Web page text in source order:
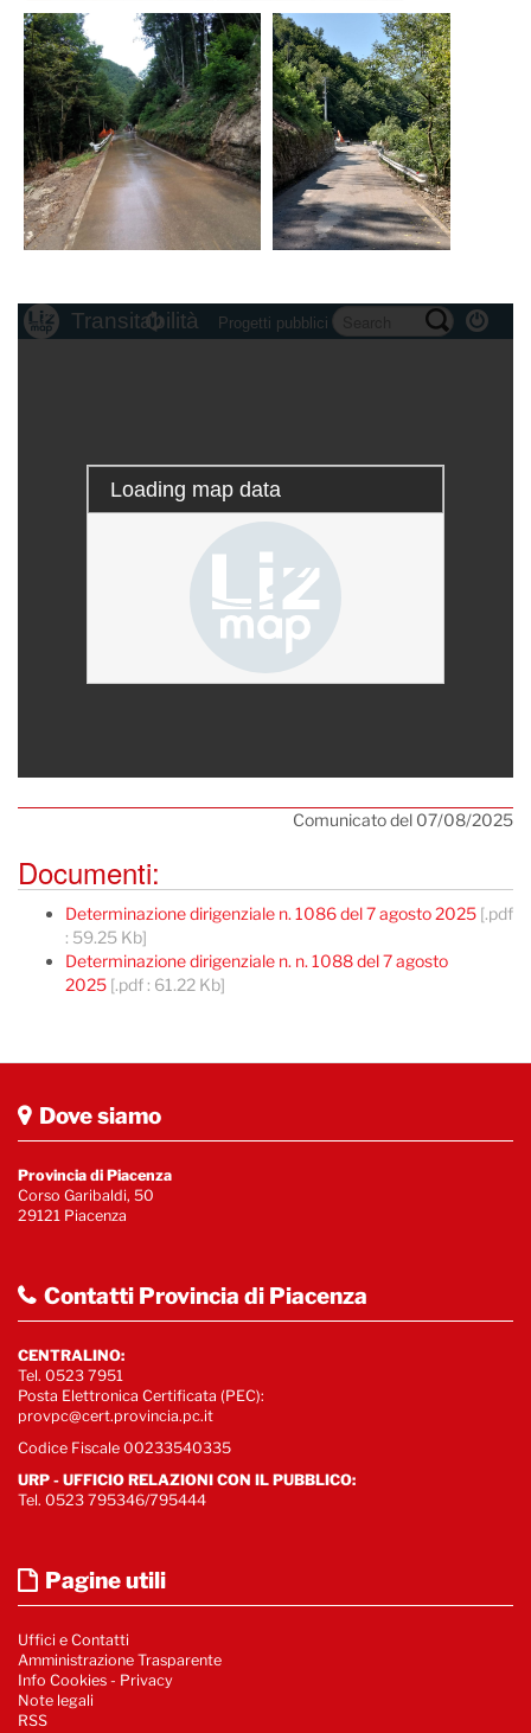
Comunicato del 07/08/2025
Documenti:
Determinazione dirigenziale n. 1086 del 7 agosto 2025 [.pdf
: 59.25 Kb]
Determinazione dirigenziale n. n. 1088 del 7 agosto
2025 [.pdf : 61.22 Kb]
Dove siamo
Provincia di Piacenza
Corso Garibaldi, 50
29121 Piacenza
Contatti Provincia di Piacenza
CENTRALINO:
Tel. 0523 7951
Posta Elettronica Certificata (PEC):
provpc@cert.provincia.pc.it
Codice Fiscale 00233540335
URP - UFFICIO RELAZIONI CON IL PUBBLICO:
Tel. 0523 795346/795444
Pagine utili
Uffici e Contatti
Amministrazione Trasparente
Info Cookies - Privacy
Note legali
RSS